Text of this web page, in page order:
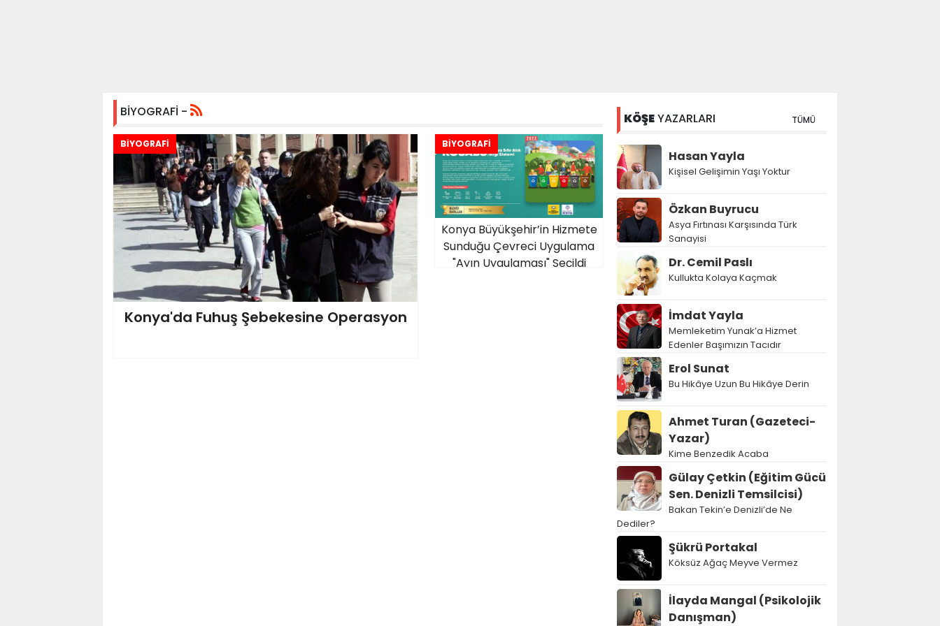
BİYOGRAFİ -
BİYOGRAFİ
Konya'da Fuhuş Şebekesine Operasyon
BİYOGRAFİ
Konya Büyükşehir’in Hizmete
Sunduğu Çevreci Uygulama
"Ayın Uygulaması" Seçildi
KÖŞEYAZARLARI TÜMÜ
Hasan Yayla
Kişisel Gelişimin Yaşı Yoktur
Özkan Buyrucu
Asya Fırtınası Karşısında Türk
Sanayisi
Dr. Cemil Paslı
Kullukta Kolaya Kaçmak
İmdat Yayla
Memleketim Yunak’a Hizmet
Edenler Başımızın Tacıdır
Erol Sunat
Bu Hikâye Uzun Bu Hikâye Derin
Ahmet Turan (Gazeteci-
Yazar)
Kime Benzedik Acaba
Gülay Çetkin (Eğitim Gücü
Sen. Denizli Temsilcisi)
Bakan Tekin’e Denizli’de Ne
Dediler?
Şükrü Portakal
Köksüz Ağaç Meyve Vermez
İlayda Mangal (Psikolojik
Danışman)